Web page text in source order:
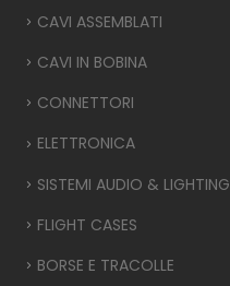
CAVI ASSEMBLATI
CAVI IN BOBINA
CONNETTORI
ELETTRONICA
SISTEMI AUDIO & LIGHTING
FLIGHT CASES
BORSE E TRACOLLE